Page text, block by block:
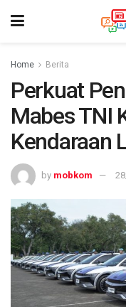
Home Berita
Perkuat
Mabes TNI
Kendaraan
by mobkom